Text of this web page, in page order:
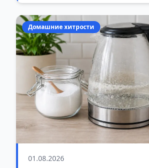
Домашние хитрости
01.08.2026